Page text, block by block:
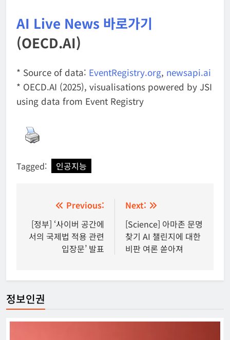
AI Live News 바로가기
(OECD.AI)
* Source of data: EventRegistry.org, newsapi.ai
* OECD.AI (2025), visualisations powered by JSI
using data from Event Registry
Tagged: 인공지능
탐
색
Previous:
[정부] ‘사이버 공간에
서의 국제법 적용 관련
입장문’ 발표
Next:
[Science] 아마존 문명
찾기 AI 챌린지에 대한
비판 여론 쏟아져
정보인권